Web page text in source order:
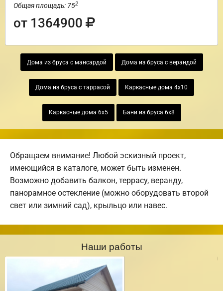
Общая площадь: 752
от 1364900
Дома из бруса с мансардой Дома из бруса с верандой
Дома из бруса с таррасой Каркасные дома 4х10
Каркасные дома 6х5 Бани из бруса 6х8
Обращаем внимание! Любой эскизный проект,
имеющийся в каталоге, может быть изменен.
Возможно добавить балкон, террасу, веранду,
панорамное остекление (можно оборудовать второй
свет или зимний сад), крыльцо или навес.
Наши работы